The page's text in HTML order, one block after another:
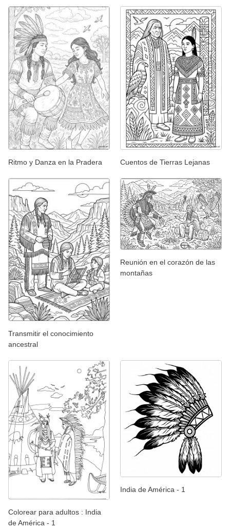
Ritmo y Danza en la Pradera Cuentos de Tierras Lejanas
Transmitir el conocimiento
ancestral
Reunión en el corazón de las
montañas
Colorear para adultos : India
de América - 1
India de América - 1